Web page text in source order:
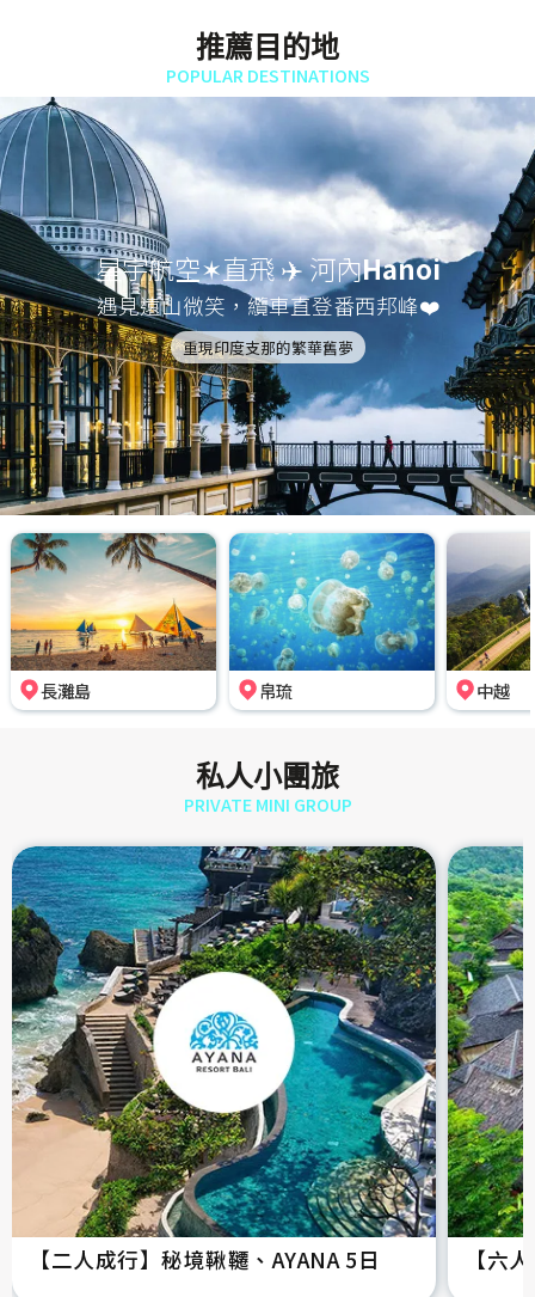
推薦目的地
POPULAR DESTINATIONS
星宇航空✶直飛 ✈️ 河內Hanoi
遇見遠山微笑，纜車直登番西邦峰❤️
重現印度支那的繁華舊夢
長灘島 帛琉 中越
私人小團旅
PRIVATE MINI GROUP
【二人成行】秘境鞦韆、AYANA 5日 【六